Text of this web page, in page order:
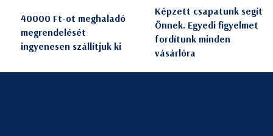
40000 Ft-ot meghaladó
megrendelését
ingyenesen szállítjuk ki
Képzett csapatunk segít
Önnek. Egyedi figyelmet
fordítunk minden
vásárlóra